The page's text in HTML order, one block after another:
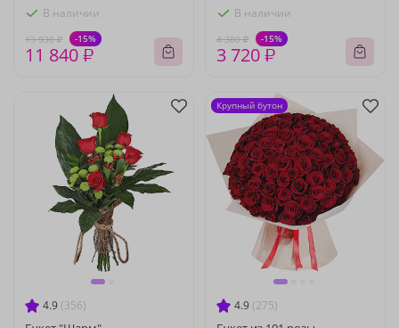
В наличии
13 930 ₽ -15%
11 840 ₽
В наличии
4 380 ₽ -15%
3 720 ₽
4.9 (356) 4.9 (275)
Крупный бутон